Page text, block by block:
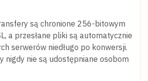
są chronione 256-bitowym
a przesłane pliki są automatycznie
serwerów niedługo po konwersji.
nigdy nie są udostępniane osobom